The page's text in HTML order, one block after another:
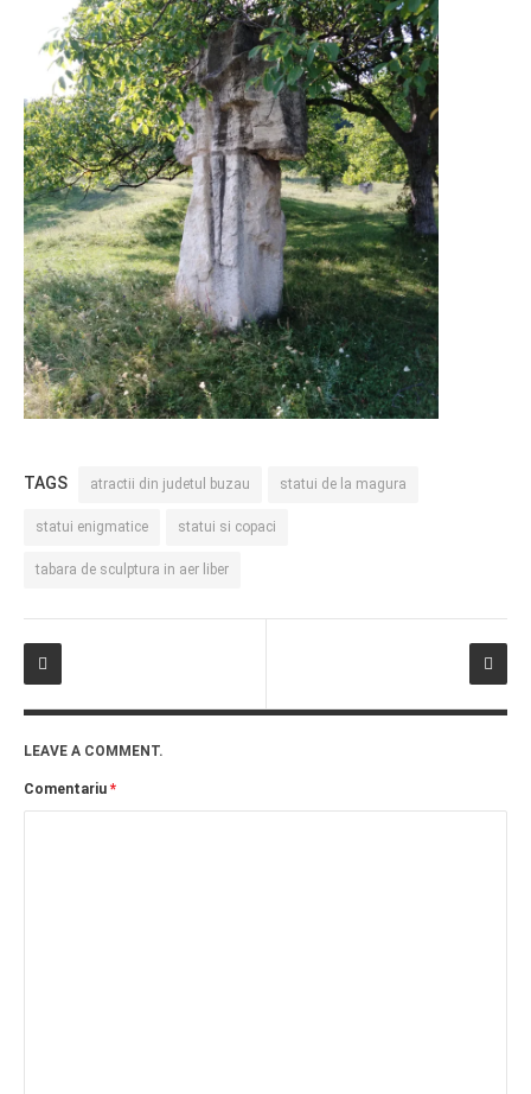
TAGS atractii din judetul buzau statui de la magura
statui enigmatice statui si copaci
tabara de sculptura in aer liber
LEAVE A COMMENT.
Comentariu *